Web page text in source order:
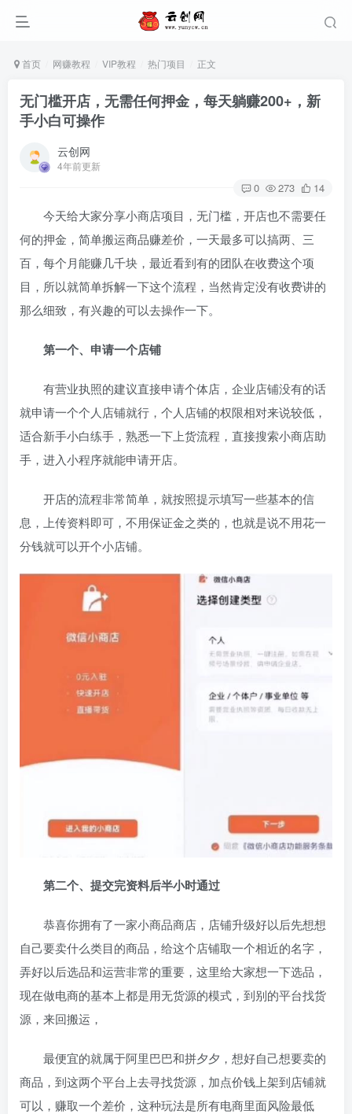
首页 网赚教程 VIP教程 热门项目 正文
无门槛开店，无需任何押金，每天躺赚200+，新
手小白可操作
云创网
4年前更新
0 273 14
今天给大家分享小商店项目，无门槛，开店也不需要任
何的押金，简单搬运商品赚差价，一天最多可以搞两、三
百，每个月能赚几千块，最近看到有的团队在收费这个项
目，所以就简单拆解一下这个流程，当然肯定没有收费讲的
那么细致，有兴趣的可以去操作一下。
第一个、申请一个店铺
有营业执照的建议直接申请个体店，企业店铺没有的话
就申请一个个人店铺就行，个人店铺的权限相对来说较低，
适合新手小白练手，熟悉一下上货流程，直接搜索小商店助
手，进入小程序就能申请开店。
开店的流程非常简单，就按照提示填写一些基本的信
息，上传资料即可，不用保证金之类的，也就是说不用花一
分钱就可以开个小店铺。
第二个、提交完资料后半小时通过
恭喜你拥有了一家小商品商店，店铺升级好以后先想想
自己要卖什么类目的商品，给这个店铺取一个相近的名字，
弄好以后选品和运营非常的重要，这里给大家想一下选品，
现在做电商的基本上都是用无货源的模式，到别的平台找货
源，来回搬运，
最便宜的就属于阿里巴巴和拼夕夕，想好自己想要卖的
商品，到这两个平台上去寻找货源，加点价钱上架到店铺就
可以，赚取一个差价，这种玩法是所有电商里面风险最低